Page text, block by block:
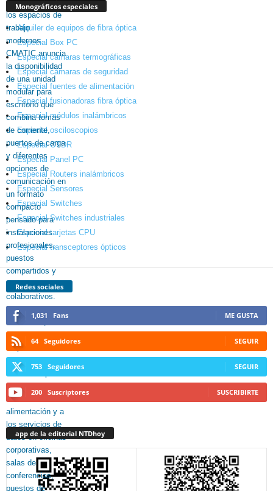
Monográficos especiales
Alquiler de equipos de fibra óptica
Especial Box PC
Especial cámaras termográficas
Especial cámaras de seguridad
Especial fuentes de alimentación
Especial fusionadoras fibra óptica
Especial módulos inalámbricos
Especial osciloscopios
Especial OTDR
Especial Panel PC
Especial Routers inalámbricos
Especial Sensores
Especial Switches
Especial Switches industriales
Especial tarjetas CPU
Especial transceptores ópticos
Redes sociales
1,031 Fans ME GUSTA
64 Seguidores SEGUIR
753 Seguidores SEGUIR
200 Suscriptores SUSCRIBIRTE
app de la editorial NTDhoy